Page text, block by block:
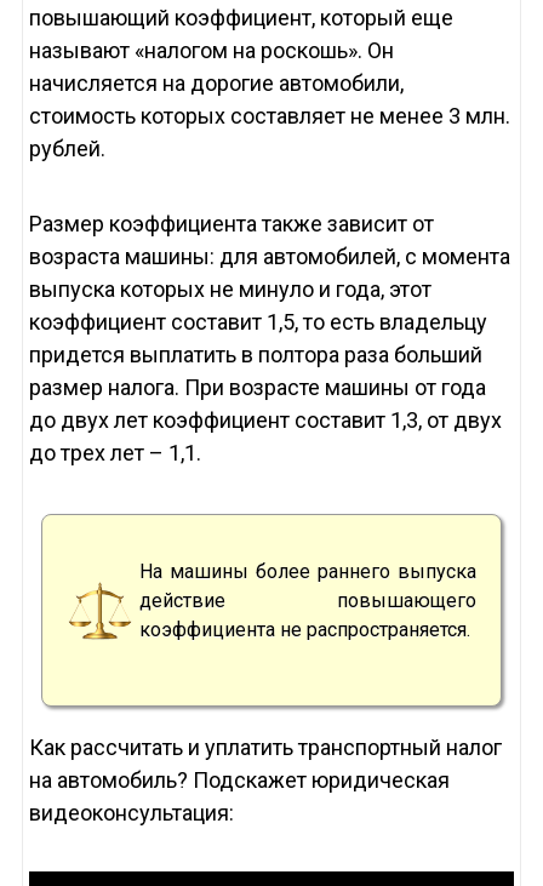
повышающий коэффициент, который еще
называют «налогом на роскошь». Он
начисляется на дорогие автомобили,
стоимость которых составляет не менее 3 млн.
рублей.
Размер коэффициента также зависит от
возраста машины: для автомобилей, с момента
выпуска которых не минуло и года, этот
коэффициент составит 1,5, то есть владельцу
придется выплатить в полтора раза больший
размер налога. При возрасте машины от года
до двух лет коэффициент составит 1,3, от двух
до трех лет – 1,1.
На машины более раннего выпуска
действие повышающего
коэффициента не распространяется.
Как рассчитать и уплатить транспортный налог
на автомобиль? Подскажет юридическая
видеоконсультация: